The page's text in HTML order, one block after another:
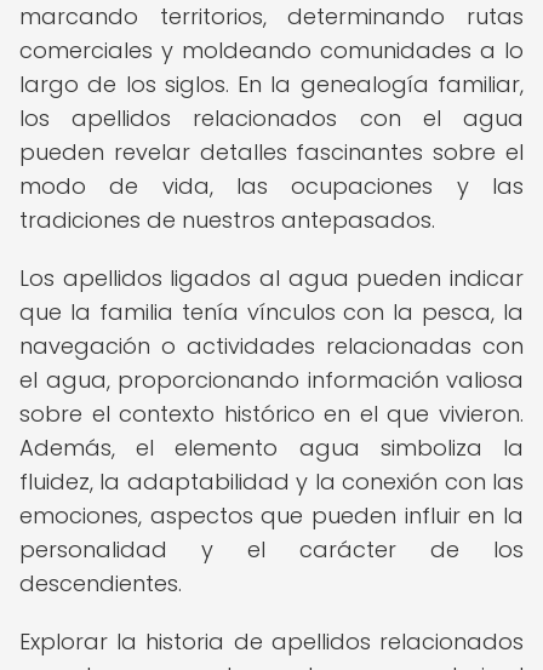
marcando territorios, determinando rutas
comerciales y moldeando comunidades a lo
largo de los siglos. En la genealogía familiar,
los apellidos relacionados con el agua
pueden revelar detalles fascinantes sobre el
modo de vida, las ocupaciones y las
tradiciones de nuestros antepasados.
Los apellidos ligados al agua pueden indicar
que la familia tenía vínculos con la pesca, la
navegación o actividades relacionadas con
el agua, proporcionando información valiosa
sobre el contexto histórico en el que vivieron.
Además, el elemento agua simboliza la
fluidez, la adaptabilidad y la conexión con las
emociones, aspectos que pueden influir en la
personalidad y el carácter de los
descendientes.
Explorar la historia de apellidos relacionados